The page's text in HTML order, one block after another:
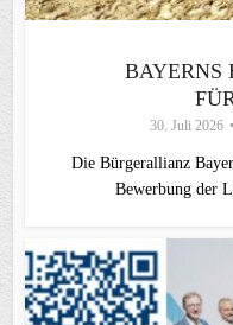
BAYERNS
30. Juli 2026
Die Bürgerallianz
Bewerbung der